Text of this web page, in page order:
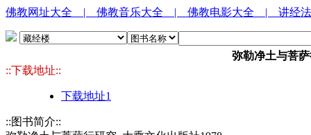
佛教网址大全 | 佛教音乐大全 | 佛教电影大全 | 讲经
弥勒净土与菩
::下载地址::
下载地址1
::图书简介::